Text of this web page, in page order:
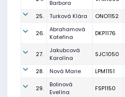
Barbora
25. Turková Klára ONO1152
26.
Abrahamová
Kateřina
DKP1176
27.
Jakubcová
Karolína
SJC1050
28. Nová Marie LPM1151
29.
Bolinová
Evelína
FSP1150